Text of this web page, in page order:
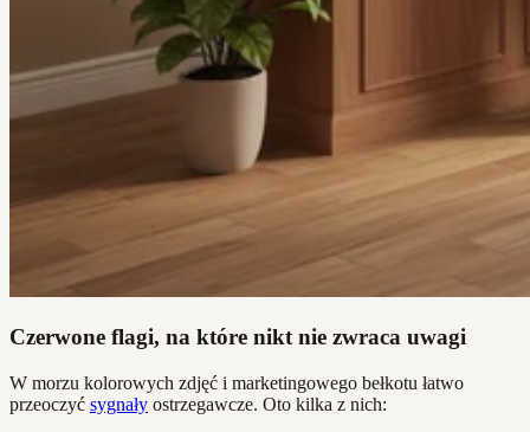
Czerwone flagi, na które nikt nie zwraca uwagi
W morzu kolorowych zdjęć i marketingowego bełkotu łatwo
przeoczyć sygnały ostrzegawcze. Oto kilka z nich: